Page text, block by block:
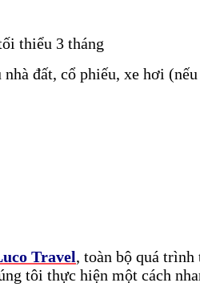
thiểu 3 tháng
đất, cổ phiếu, xe hơi
Travel, toàn bộ quá
tôi thực hiện một cách